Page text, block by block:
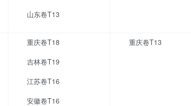
山东卷T13
重庆卷T18
吉林卷T19
江苏卷T16
安徽卷T16
重庆卷T13